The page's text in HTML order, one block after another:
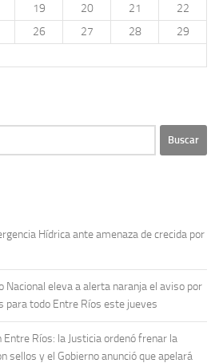
19 20 21
22
26 27 28
29
Hídrica ante amenaza de crecida por
Nacional eleva a alerta naranja el aviso por
todo Entre Ríos este jueves
Ríos: la Justicia ordenó frenar la
sellos y el Gobierno anunció que apelará